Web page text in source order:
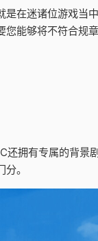
在迷诸位游戏当
能够将不符合规
拥有专属的背
。